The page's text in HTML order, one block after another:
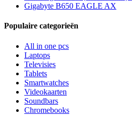
Gigabyte B650 EAGLE AX
Populaire categorieën
All in one pcs
Laptops
Televisies
Tablets
Smartwatches
Videokaarten
Soundbars
Chromebooks